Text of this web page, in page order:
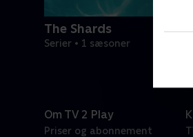
The Shards
Serier • 1 sæsoner
Om TV 2 Play
Priser og abonnement